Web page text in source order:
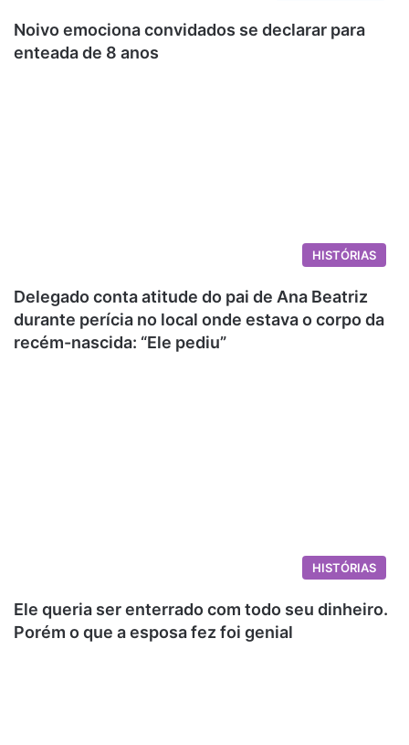
Noivo emociona convidados se declarar para
enteada de 8 anos
HISTÓRIAS
Delegado conta atitude do pai de Ana Beatriz
durante perícia no local onde estava o corpo da
recém-nascida: “Ele pediu”
HISTÓRIAS
Ele queria ser enterrado com todo seu dinheiro.
Porém o que a esposa fez foi genial